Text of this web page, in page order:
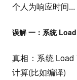
个人为响应时间...
误解 一：系统 Load
真相：系统
计算(比如编译)